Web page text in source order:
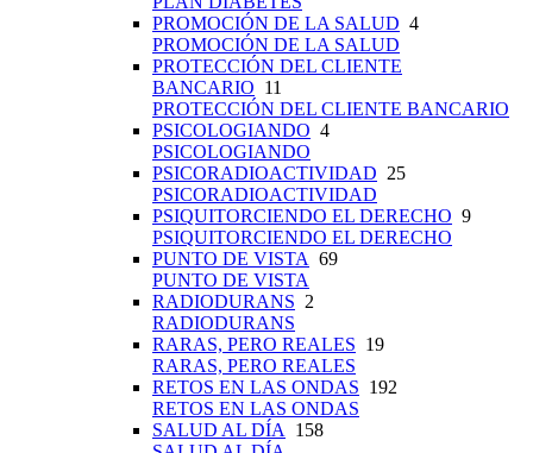
PROMOCIÓN DE LA SALUD 4
PROMOCIÓN DE LA SALUD
PROTECCIÓN DEL CLIENTE
BANCARIO 11
PROTECCIÓN DEL CLIENTE BANCARIO
PSICOLOGIANDO 4
PSICOLOGIANDO
PSICORADIOACTIVIDAD 25
PSICORADIOACTIVIDAD
PSIQUITORCIENDO EL DERECHO 9
PSIQUITORCIENDO EL DERECHO
PUNTO DE VISTA 69
PUNTO DE VISTA
RADIODURANS 2
RADIODURANS
RARAS, PERO REALES 19
RARAS, PERO REALES
RETOS EN LAS ONDAS 192
RETOS EN LAS ONDAS
SALUD AL DÍA 158